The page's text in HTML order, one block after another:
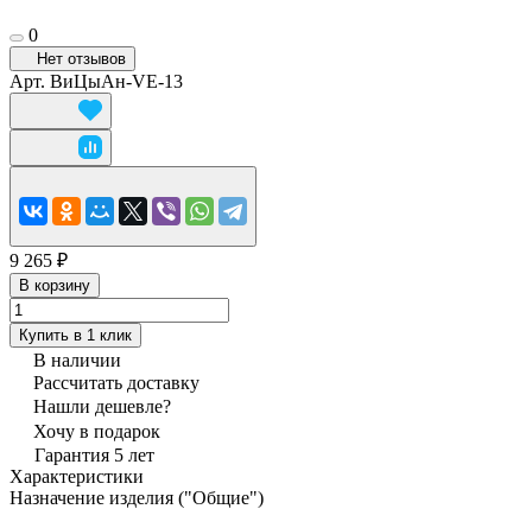
0
Нет отзывов
Арт. ВиЦыАн-VE-13
9 265 ₽
В корзину
Купить в 1 клик
В наличии
Рассчитать доставку
Нашли дешевле?
Хочу в подарок
Гарантия 5 лет
Характеристики
Назначение изделия ("Общие")